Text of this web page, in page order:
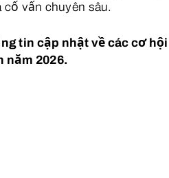
vấn chuyên sâu.
tin cập nhật về các cơ
năm 2026.